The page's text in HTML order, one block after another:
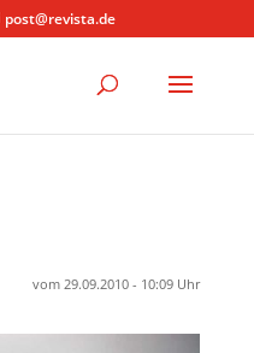
post@revista.de
vom 29.09.2010 - 10:09 Uhr